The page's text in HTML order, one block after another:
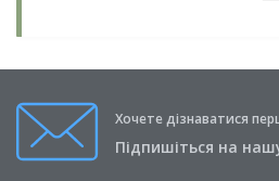
Хочете дізнаватися
Підпишіться на